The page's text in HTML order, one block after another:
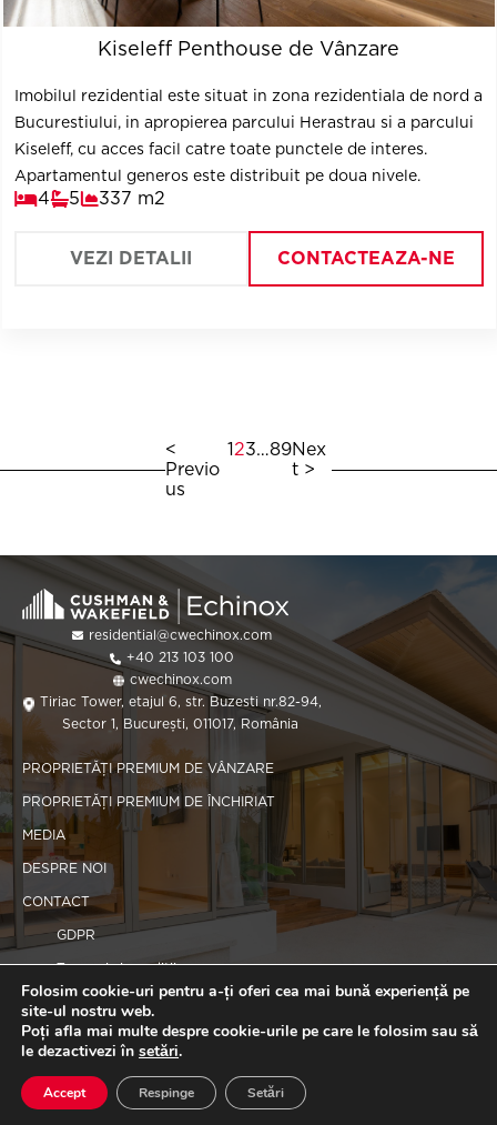
Kiseleff Penthouse de Vânzare
Imobilul rezidential este situat in zona rezidentiala de nord a
Bucurestiului, in apropierea parcului Herastrau si a parcului
Kiseleff, cu acces facil catre toate punctele de interes.
Apartamentul generos este distribuit pe doua nivele.
4 5 337 m2
VEZI DETALII CONTACTEAZA-NE
<
Previo
us
123…89Nex
t >
residential@cwechinox.com
+40 213 103 100
cwechinox.com
Tiriac Tower, etajul 6, str. Buzesti nr.82-94,
Sector 1, București, 011017, România
PROPRIETĂȚI PREMIUM DE VÂNZARE
PROPRIETĂȚI PREMIUM DE ÎNCHIRIAT
MEDIA
DESPRE NOI
CONTACT
GDPR
Termeni și condiții
Politica de cookie-uri
Copyright 2025 CWEchinox
Folosim cookie-uri pentru a-ți oferi cea mai bună experiență pe
site-ul nostru web.
Poți afla mai multe despre cookie-urile pe care le folosim sau să
le dezactivezi în setări.
Accept Respinge Setări